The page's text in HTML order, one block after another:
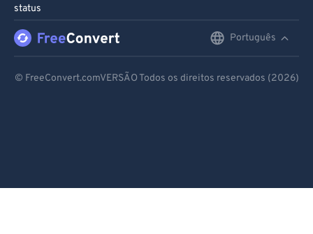
status
Português
© FreeConvert.comVERSÃO Todos os direitos reservados (2026)